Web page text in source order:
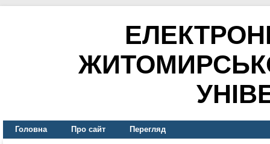
Головна Про сайт Перегляд